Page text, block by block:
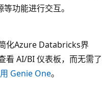
功能进行交互。
化Azure Databricks界
看 AI/BI 仪表板，而无需了
Genie One。